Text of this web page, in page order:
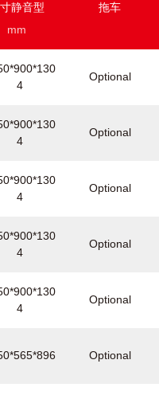
静音型
mm
拖车
4
Optional
4
Optional
4
Optional
4
Optional
4
Optional
Optional